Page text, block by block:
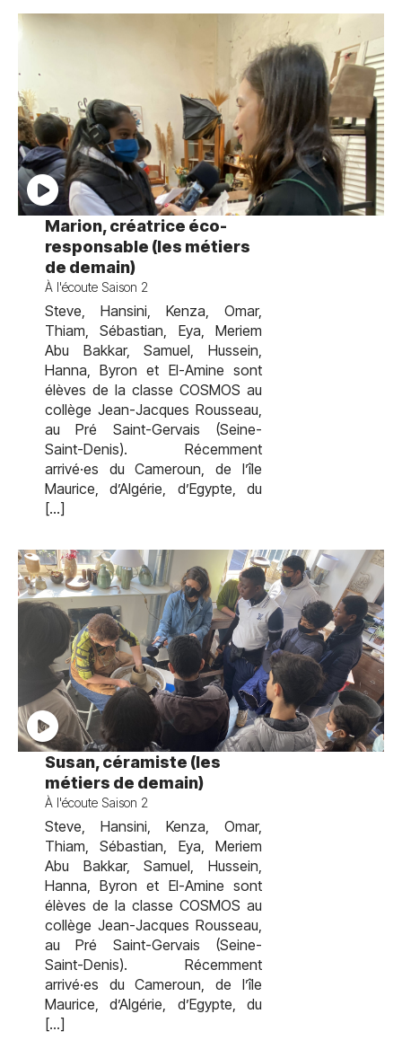
Marion, créatrice éco-
responsable (les métiers
de demain)
À l'écoute Saison 2
Steve, Hansini, Kenza, Omar,
Thiam, Sébastian, Eya, Meriem
Abu Bakkar, Samuel, Hussein,
Hanna, Byron et El-Amine sont
élèves de la classe COSMOS au
collège Jean-Jacques Rousseau,
au Pré Saint-Gervais (Seine-
Saint-Denis). Récemment
arrivé·es du Cameroun, de l’île
Maurice, d’Algérie, d’Egypte, du
[…]
Susan, céramiste (les
métiers de demain)
À l'écoute Saison 2
Steve, Hansini, Kenza, Omar,
Thiam, Sébastian, Eya, Meriem
Abu Bakkar, Samuel, Hussein,
Hanna, Byron et El-Amine sont
élèves de la classe COSMOS au
collège Jean-Jacques Rousseau,
au Pré Saint-Gervais (Seine-
Saint-Denis). Récemment
arrivé·es du Cameroun, de l’île
Maurice, d’Algérie, d’Egypte, du
[…]